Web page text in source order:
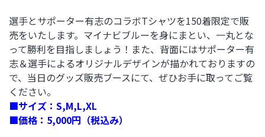
選手とサポーター有志のコラボTシャツを150着限定で販
売をいたします。マイナビブルーを身にまとい、一丸とな
って勝利を目指しましょう！また、背面にはサポーター有
志＆選手によるオリジナルデザインが描かれておりますの
で、当日のグッズ販売ブースにて、ぜひお手に取ってご覧
ください。
■サイズ：S,M,L,XL
■価格：5,000円（税込み）